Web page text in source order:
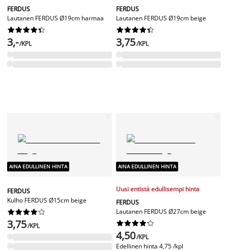
FERDUS
Lautanen FERDUS Ø19cm harmaa






3,-/KPL
FERDUS
Lautanen FERDUS Ø19cm beige






3,75/KPL
AINA EDULLINEN HINTA
FERDUS
Kulho FERDUS Ø15cm beige






3,75/KPL
AINA EDULLINEN HINTA
Uusi entistä edullisempi hinta
FERDUS
Lautanen FERDUS Ø27cm beige






4,50/KPL
Edellinen hinta 4,75 /kpl